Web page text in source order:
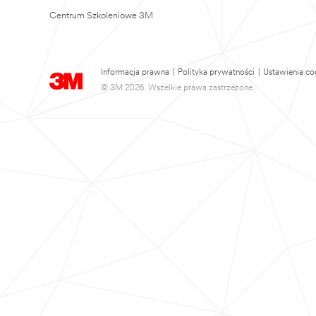
Centrum Szkoleniowe 3M
Informacja prawna Polityka prywatności
Ustawienia
© 3M 2026. Wszelkie prawa zastrzeżone.